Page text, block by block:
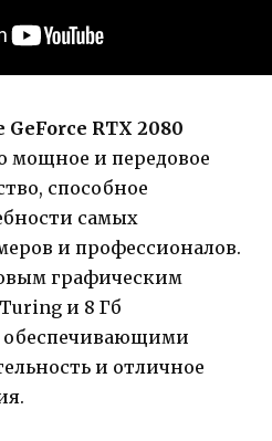
RTX 2080
мощное и передовое
способное
самых
и профессионалов.
графическим
и 8 Гб
обеспечивающими
и отличное